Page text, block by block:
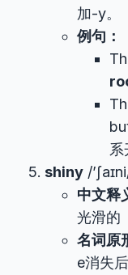
加-y。
例句：
系
shiny /
中文释
光滑的
名词原
e消失